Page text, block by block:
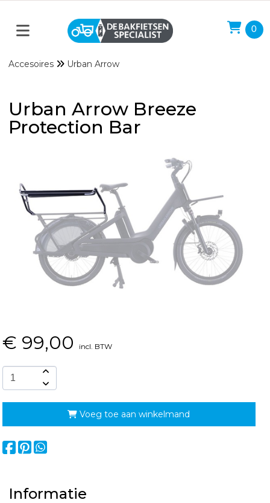
0
Accesoires Urban Arrow
Urban Arrow Breeze
Protection Bar
€ 99,00 incl. BTW
Voeg toe aan winkelmand
Informatie